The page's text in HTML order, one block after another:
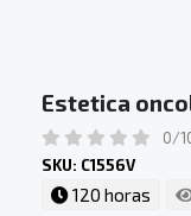
Estetica
0/
SKU: C1556V
120 horas